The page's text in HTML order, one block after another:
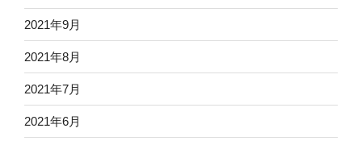
2021年9月
2021年8月
2021年7月
2021年6月